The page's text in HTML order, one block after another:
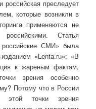
российская преследует
которые возникли в
применяются не
Статья
российские СМИ» была
изданием «Lenta.ru»: «В
к жареным фактам,
зрения особенно
Потому что в России
точки зрения